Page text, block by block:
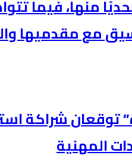
وتم إغلاق 41 تحديًا
مع مقدميها
توقعان شراكة
المهنية